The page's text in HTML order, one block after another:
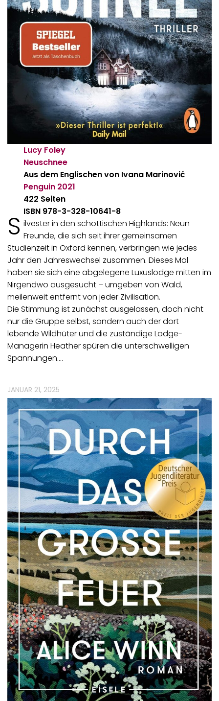
Lucy Foley
Neuschnee
Aus dem Englischen von Ivana Marinović
Penguin 2021
422 Seiten
ISBN 978-3-328-10641-8
S ilvester in den schottischen Highlands: Neun
Freunde, die sich seit ihrer gemeinsamen
Studienzeit in Oxford kennen, verbringen wie jedes
Jahr den Jahreswechsel zusammen. Dieses Mal
haben sie sich eine abgelegene Luxuslodge mitten im
Nirgendwo ausgesucht – umgeben von Wald,
meilenweit entfernt von jeder Zivilisation.
Die Stimmung ist zunächst ausgelassen, doch nicht
nur die Gruppe selbst, sondern auch der dort
lebende Wildhüter und die zuständige Lodge-
Managerin Heather spüren die unterschwelligen
Spannungen.…
JANUAR 21, 2025